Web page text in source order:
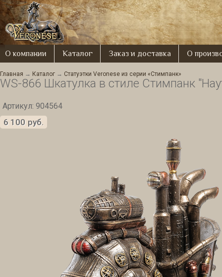
О компании Каталог Заказ и доставка О
Главная → Каталог → Статуэтки Veronese из серии «Стимпанк»
WS-866 Шкатулка в стиле Стимпанк
Артикул: 904564
6 100 руб.